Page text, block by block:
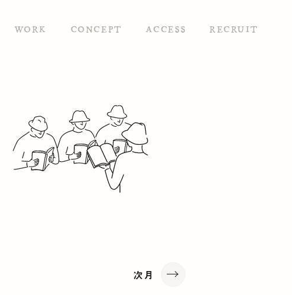
WORK CONCEPT ACCESS RECRUIT
次月